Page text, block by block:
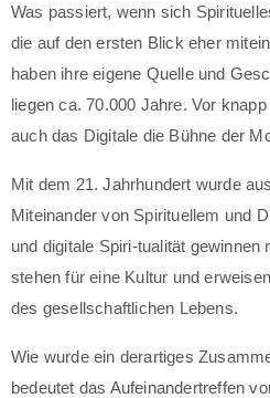
Was passiert, wenn sich
die auf den ersten Blick eher
haben ihre eigene Quelle und
liegen ca. 70.000 Jahre. Vor
auch das Digitale die Bühne der
Mit dem 21. Jahrhundert wurde
Miteinander von Spirituellem und
und digitale Spiri-tualität gewinnen
stehen für eine Kultur und
des gesellschaftlichen Lebens.
Wie wurde ein derartiges
bedeutet das Aufeinandertreffen